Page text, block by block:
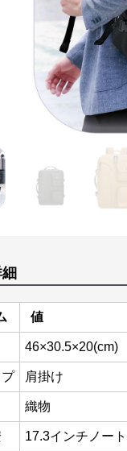
値
46×30.5×20(cm)
肩掛け
織物
17.3インチノー